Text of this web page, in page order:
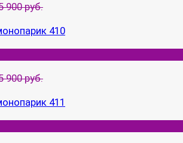
900 руб.
410
900 руб.
411